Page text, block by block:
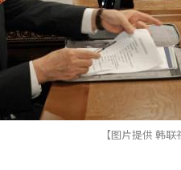
【图片提供 韩联